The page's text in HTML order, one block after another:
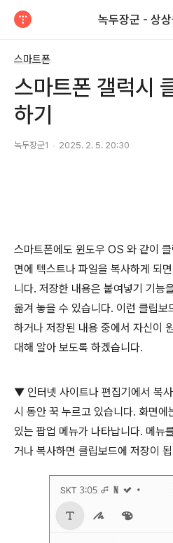
녹두장군 - 상
스마트폰
스마트폰 갤럭시
하기
녹두장군1 2025. 2. 5. 20:30
스마트폰에도 윈도우 OS 와 같이
면에 텍스트나 파일을 복사하게 되
니다. 저장한 내용은 붙여넣기 기능
옮겨 놓을 수 있습니다. 이런 클립보
하거나 저장된 내용 중에서 자신이
대해 알아 보도록 하겠습니다.
▼ 인터넷 사이트나 편집기에서 복
시 동안 꾹 누르고 있습니다. 화면에
있는 팝업 메뉴가 나타납니다. 메뉴
거나 복사하면 클립보드에 저장이